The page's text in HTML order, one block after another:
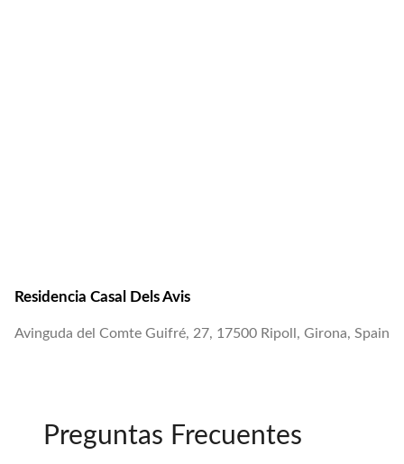
Residencia Casal Dels Avis
Avinguda del Comte Guifré, 27, 17500 Ripoll, Girona, Spain
Preguntas Frecuentes